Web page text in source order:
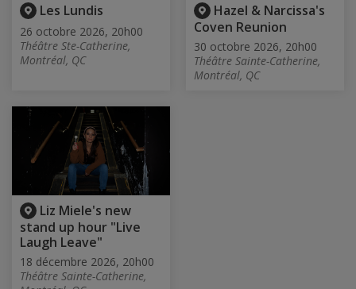
Les Lundis
26 octobre 2026, 20h00
Théâtre Ste-Catherine,
Montréal, QC
Hazel & Narcissa's
Coven Reunion
30 octobre 2026, 20h00
Théâtre Sainte-Catherine,
Montréal, QC
Liz Miele's new
stand up hour "Live
Laugh Leave"
18 décembre 2026, 20h00
Théâtre Sainte-Catherine,